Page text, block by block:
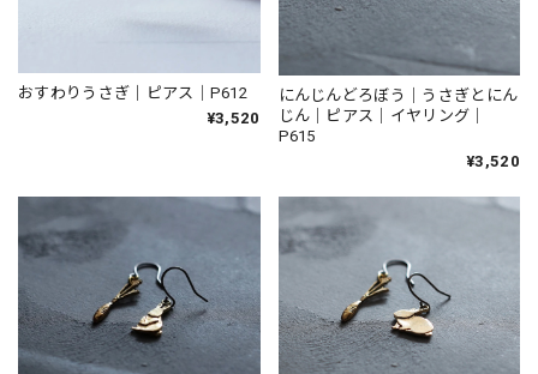
おすわりうさぎ｜ピアス｜P612
¥3,520
にんじんどろぼう｜うさぎとにん
じん｜ピアス｜イヤリング｜
P615
¥3,520